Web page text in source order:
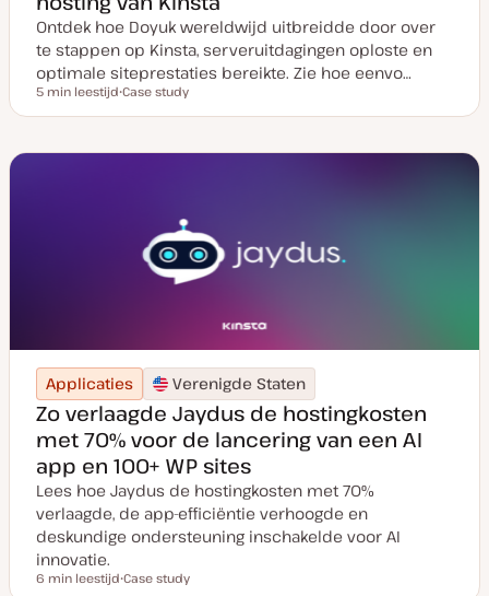
Ontdek hoe Doyuk wereldwijd uitbreidde door over
te stappen op Kinsta, serveruitdagingen oploste en
optimale siteprestaties bereikte. Zie hoe eenvo…
Leestijd
5 min leestijd
o
Case study
Applicaties Verenigde Staten
Zo verlaagde Jaydus de hostingkosten
met 70% voor de lancering van een AI
app en 100+ WP sites
Lees hoe Jaydus de hostingkosten met 70%
verlaagde, de app-efficiëntie verhoogde en
deskundige ondersteuning inschakelde voor AI
innovatie.
Leestijd
6 min leestijd Case study